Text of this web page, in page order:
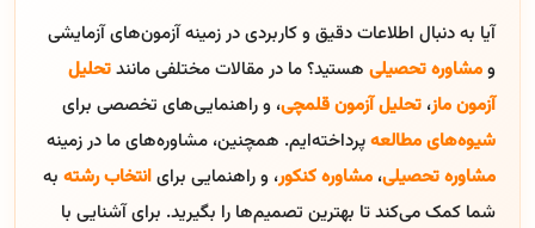
آیا به دنبال اطلاعات دقیق و کاربردی در زمینه آزمون‌های آزمایشی
ومشاوره تحصیلی هستید؟ ما در مقالات مختلفی مانندتحلیل
آزمون ماز، تحلیل آزمون قلمچی، و راهنمایی‌های تخصصی برای
شیوه‌های مطالعهپرداخته‌ایم. همچنین، مشاوره‌های ما در زمینه
مشاوره تحصیلی، مشاوره کنکور، و راهنمایی برایانتخاب رشته به
شما کمک می‌کند تا بهترین تصمیم‌ها را بگیرید. برای آشنایی با